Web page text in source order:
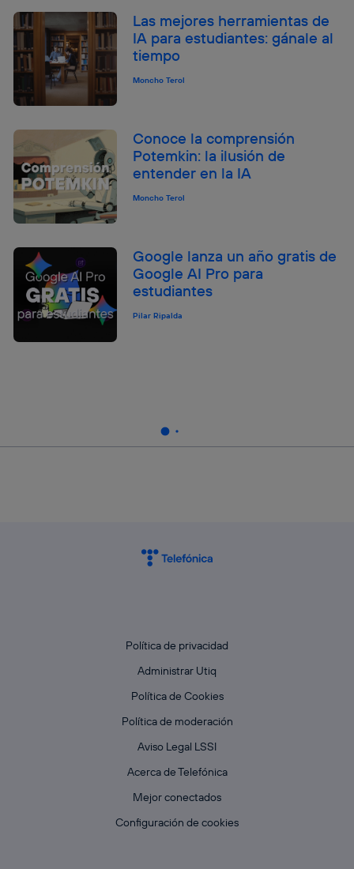
Las mejores herramientas de
IA para estudiantes: gánale al
tiempo
Moncho Terol
Conoce la comprensión
Potemkin: la ilusión de
entender en la IA
Moncho Terol
Google lanza un año gratis de
Google AI Pro para
estudiantes
Pilar Ripalda
Política de privacidad
Administrar Utiq
Política de Cookies
Política de moderación
Aviso Legal LSSI
Acerca de Telefónica
Mejor conectados
Configuración de cookies